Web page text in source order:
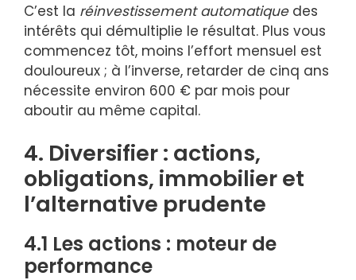
C’est la réinvestissement automatiquedes
intérêts qui démultiplie le résultat. Plus vous
commencez tôt, moins l’effort mensuel est
douloureux ; à l’inverse, retarder de cinq ans
nécessite environ 600 € par mois pour
aboutir au même capital.
4. Diversifier : actions,
obligations, immobilier et
l’alternative prudente
4.1 Les actions : moteur de
performance